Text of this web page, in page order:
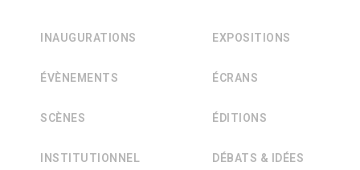
INAUGURATIONS EXPOSITIONS
ÉVÈNEMENTS ÉCRANS
SCÈNES ÉDITIONS
INSTITUTIONNEL DÉBATS & IDÉES